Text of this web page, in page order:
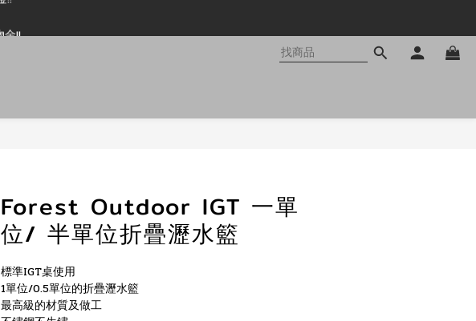
Forest Outdoor IGT 一單
位/ 半單位折疊瀝水籃
標準IGT桌使用
1單位/0.5單位的折疊瀝水籃
最高級的材質及做工